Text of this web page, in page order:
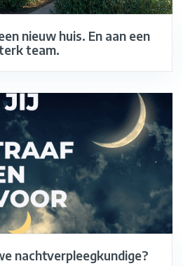
nieuw huis. En aan een
team.
nachtverpleegkundige?